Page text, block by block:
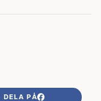
DELA PÅ